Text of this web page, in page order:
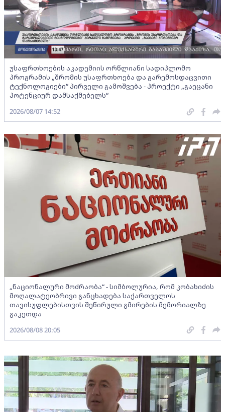
უსაფრთხოების აკადემიის ორწლიანი სადიპლომო
პროგრამის „შრომის უსაფრთხოება და გარემოსდაცვითი
ტექნოლოგიები“ პირველი გამოშვება - პროექტი „გაეცანი
პოტენციურ დამსაქმებელს“
2026/08/07 14:52
„ნაციონალური მოძრაობა“ - სიმბოლურია, რომ კობახიძის
მოღალატეობრივი განცხადება საქართველოს
თავისუფლებისთვის შეწირული გმირების მემორიალზე
გაკეთდა
2026/08/08 20:05